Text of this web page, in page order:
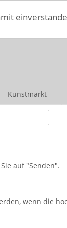
Kunstmarkt
auf "Senden".
wenn die